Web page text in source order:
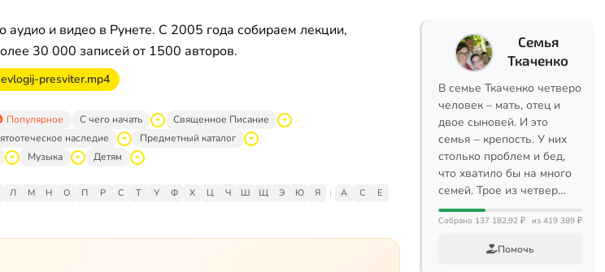
аудио и видео в Рунете. С 2005 года собираем лекции,
30 000 записей от 1500 авторов.
presviter.mp4
Популярное С чего начать
Священное Писание
наследие
Предметный каталог
Музыка Детям
Л М Н О П Р С Т У Ф Х Ц Ч Ш Щ Э Ю Я | A C
E
Семья
Ткаченко
В семье Ткаченко четверо
человек – мать, отец и
двое сыновей. И это
семья – крепость. У них
столько проблем и бед,
что хватило бы на много
семей. Трое из четвер…
Собрано 137 182,92 ₽ из 419 389 ₽
Помочь